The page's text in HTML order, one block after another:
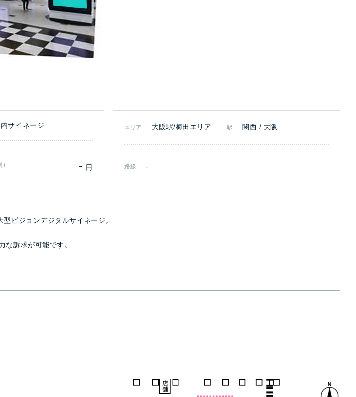
サイネージ
- 円
エリア 大阪駅/梅田エリア 駅 関西 / 大阪
路線 -
ビジョンデジタルサイネージ。
な訴求が可能です。